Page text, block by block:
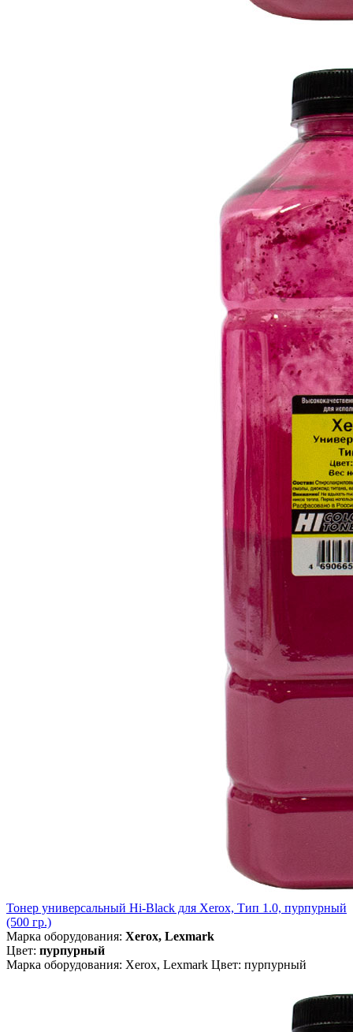
Тонер универсальный Hi-Black для Xerox, Тип 1.0, пурпурный
(500 гр.)
Марка оборудования: Xerox, Lexmark
Цвет: пурпурный
Марка оборудования: Xerox, Lexmark Цвет: пурпурный